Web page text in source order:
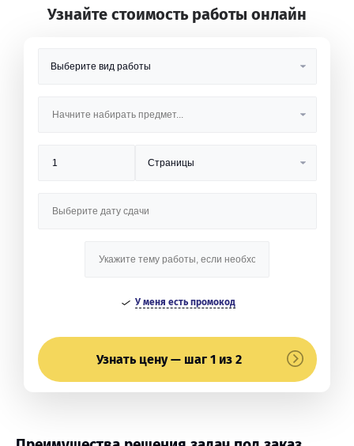
Узнайте стоимость работы онлайн
У меня есть промокод
Узнать цену — шаг 1 из 2